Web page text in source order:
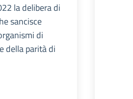
la delibera di
sancisce
di
della parità di